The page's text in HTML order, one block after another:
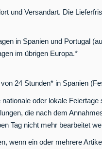
und Versandart. Die
in Spanien und Portugal
im übrigen Europa.*
24 Stunden* in Spanien
oder lokale
die nach dem
Tag nicht mehr bearbeitet
wenn ein oder mehrere